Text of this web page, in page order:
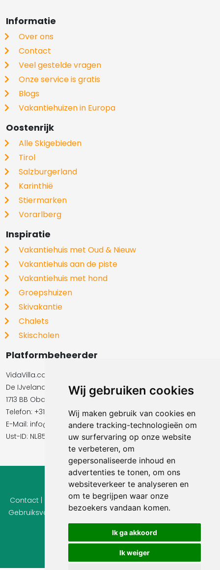
Wij gebruiken cookies
Wij maken gebruik van cookies en
andere tracking-technologieën om
uw surfervaring op onze website
te verbeteren, om
gepersonaliseerde inhoud en
advertenties te tonen, om ons
websiteverkeer te analyseren en
om te begrijpen waar onze
bezoekers vandaan komen.
Ik ga akkoord
Ik weiger
Informatie
Over ons
Contact
Veel gestelde vragen
Onze service is gratis
Blogs
Vakantiehuizen in Europa
Oostenrijk
Alle Skigebieden
Tirol
Salzburgerland
Karinthië
Stiermarken
Vorarlberg
Inspiratie
Vakantiehuis met Oud & Nieuw
Vakantiehuis aan de piste
Vakantiehuis met hond
Groepshuizen
Skivakantie
Chalets
Skischolen
Platformbeheerder
VidaVilla.com BV
De IJvelandssloot 20
1713 BB Obdam
Telefon: +31854016545
E-Mail:​​​​ info@vidavilla.com
Ust-ID: NL855781919B01
© 2026 Ferienhaus-Tirol.eu
Contact Privacy|Cookie instellingen|Herroepingsrecht
Gebruiksvoorwaarden|Imprint |Informatie Beoordelingen